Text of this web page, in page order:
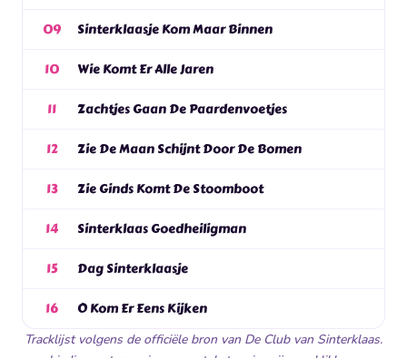
09 Sinterklaasje Kom Maar Binnen
10 Wie Komt Er Alle Jaren
11 Zachtjes Gaan De Paardenvoetjes
12 Zie De Maan Schijnt Door De Bomen
13 Zie Ginds Komt De Stoomboot
14 Sinterklaas Goedheiligman
15 Dag Sinterklaasje
16 O Kom Er Eens Kijken
Tracklijst volgens de officiële bron van De Club van Sinterklaas.